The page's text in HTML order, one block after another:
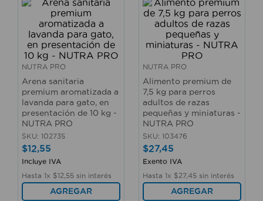
NUTRA PRO
Arena sanitaria
premium aromatizada a
lavanda para gato, en
presentación de 10 kg -
NUTRA PRO
SKU: 102735
$12,55
Incluye IVA
Hasta 1x $12 55 sin interés
AGREGAR
NUTRA PRO
Alimento premium de
7,5 kg para perros
adultos de razas
pequeñas y miniaturas -
NUTRA PRO
SKU: 103476
$27,45
Exento IVA
Hasta 1x $27,45 sin interés
AGREGAR